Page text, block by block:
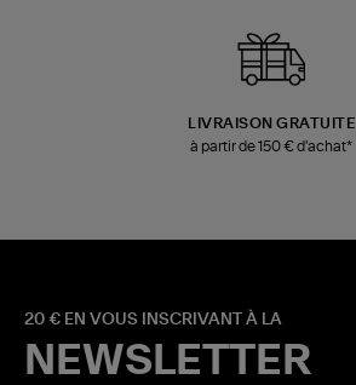
LIVRAISON GRATUITE
à partir de 150 € d'achat*
20 € EN VOUS INSCRIVANT À LA
NEWSLETTER